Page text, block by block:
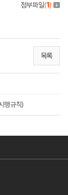
첨부파일(1)
목록
행규칙)